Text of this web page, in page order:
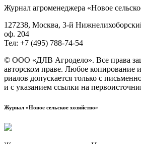
Жур­нал агро­ме­не­дже­ра «Новое
127238, Москва, 3‑й
оф. 204
Тел: +7 (495) 788‑74‑54
© ООО «ДЛВ Агро­де­ло». Все пра­ва
автор­ском пра­ве. Любое копи­ро­ва­ние
ри­а­лов допус­ка­ет­ся толь­ко с
и с ука­за­ни­ем ссыл­ки на
Журнал «Новое сельское хозяйство»